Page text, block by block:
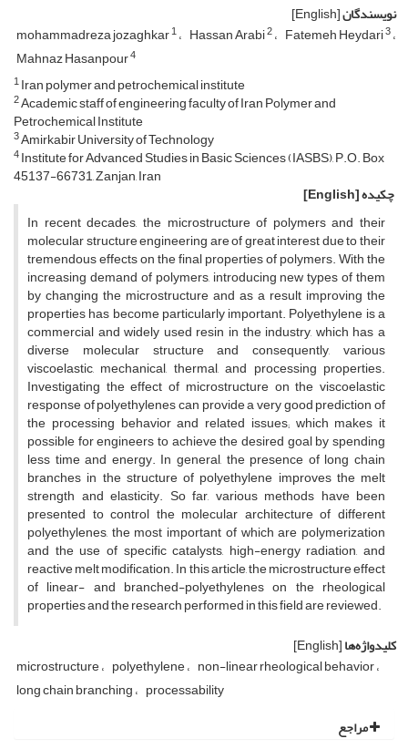
نویسندگان[English]
mohammadreza jozaghkar1 Hassan Arabi2 Fatemeh Heydari3
Mahnaz Hasanpour4
1Iran polymer and petrochemical institute
2Academic staff of engineering faculty of Iran Polymer and
Petrochemical Institute
3Amirkabir University of Technology
4Institute for Advanced Studies in Basic Sciences (IASBS), P.O. Box
45137-66731, Zanjan, Iran
چکیده[English]
In recent decades, the microstructure of polymers and their
molecular structure engineering are of great interest due to their
tremendous effects on the final properties of polymers. With the
increasing demand of polymers, introducing new types of them
by changing the microstructure and as a result improving the
properties has become particularly important. Polyethylene is a
commercial and widely used resin in the industry, which has a
diverse molecular structure and consequently, various
viscoelastic, mechanical, thermal, and processing properties.
Investigating the effect of microstructure on the viscoelastic
response of polyethylenes can provide a very good prediction of
the processing behavior and related issues; which makes it
possible for engineers to achieve the desired goal by spending
less time and energy. In general, the presence of long chain
branches in the structure of polyethylene improves the melt
strength and elasticity. So far, various methods have been
presented to control the molecular architecture of different
polyethylenes, the most important of which are polymerization
and the use of specific catalysts, high-energy radiation, and
reactive melt modification. In this article, the microstructure effect
of linear- and branched-polyethylenes on the rheological
properties and the research performed in this field are reviewed.
کلیدواژه‌ها[English]
microstructure polyethylene non-linear rheological behavior
long chain branching processability
مراجع